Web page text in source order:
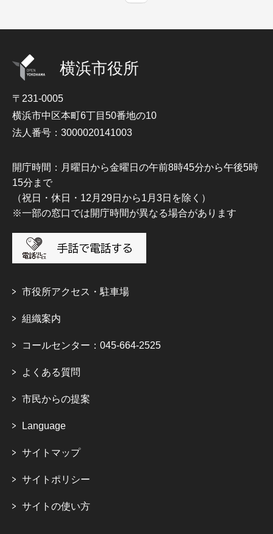
横浜市役所
〒231-0005
横浜市中区本町6丁目50番地の10
法人番号：3000020141003
開庁時間：月曜日から金曜日の午前8時45分から午後5時
15分まで
（祝日・休日・12月29日から1月3日を除く）
※一部の窓口では開庁時間が異なる場合があります
市役所アクセス・駐車場
組織案内
コールセンター：045-664-2525
よくある質問
市民からの提案
Language
サイトマップ
サイトポリシー
サイトの使い方